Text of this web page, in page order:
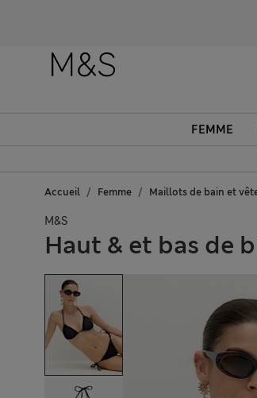
FEMME
Accueil Femme Maillots de bain et
M&S
Haut & et bas de